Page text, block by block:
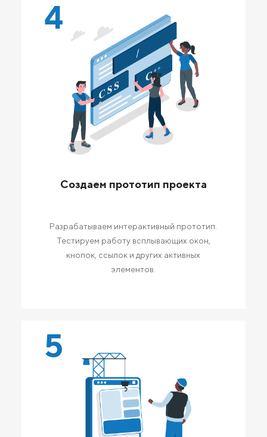
4
Создаем прототип проекта
Разрабатываем интерактивный прототип.
Тестируем работу всплывающих окон,
кнопок, ссылок и других активных
элементов.
5